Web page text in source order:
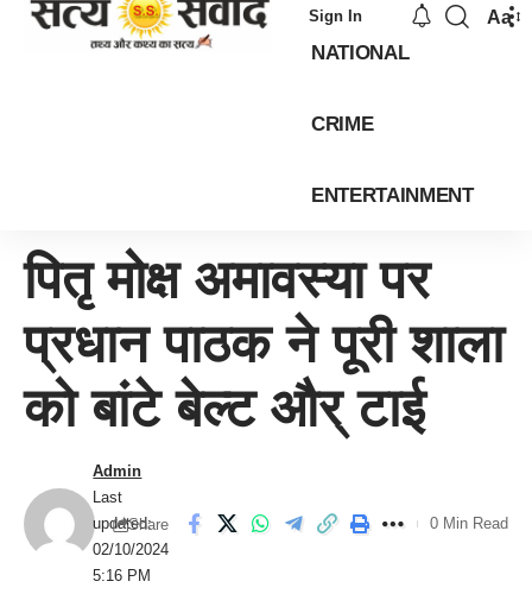
NATIONAL
CRIME
ENTERTAINMENT
Sign In Aa
पितृ मोक्ष अमावस्या पर
प्रधान पाठक ने पूरी शाला
को बांटे बेल्ट और् टाई
Last
updated:
02/10/2024
5:16 PM
Admin
Share 0 Min Read